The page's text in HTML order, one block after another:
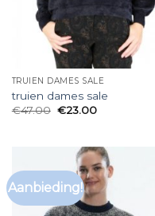
TRUIEN DAMES SALE
truien dames sale
€47.00 €23.00
Aanbieding!